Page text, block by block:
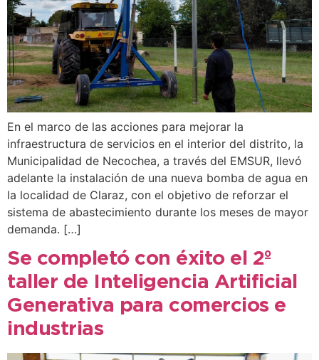
En el marco de las acciones para mejorar la
infraestructura de servicios en el interior del distrito, la
Municipalidad de Necochea, a través del EMSUR, llevó
adelante la instalación de una nueva bomba de agua en
la localidad de Claraz, con el objetivo de reforzar el
sistema de abastecimiento durante los meses de mayor
demanda. […]
Se completó con éxito el 2º
taller de Inteligencia Artificial
Generativa para comercios e
industrias